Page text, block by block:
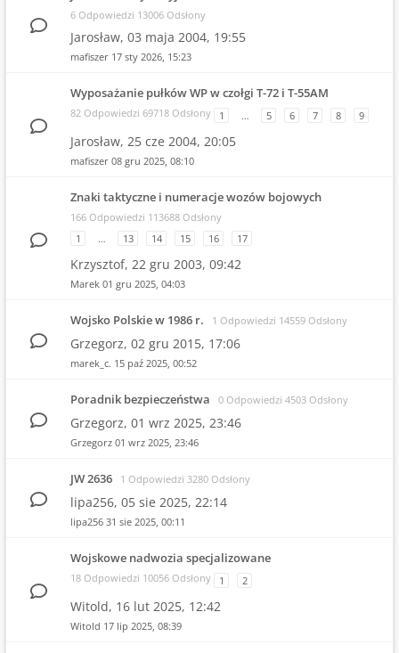
6 Odpowiedzi 13006 Odsłony
Jarosław, 03 maja 2004, 19:55
mafiszer 17 sty 2026, 15:23
Wyposażanie pułków WP w czołgi T-72 i T-55AM
82 Odpowiedzi 69718 Odsłony 1 … 5 6 7 8 9
Jarosław, 25 cze 2004, 20:05
mafiszer 08 gru 2025, 08:10
Znaki taktyczne i numeracje wozów bojowych
166 Odpowiedzi 113688 Odsłony
1
… 13 14 15 16 17
Krzysztof, 22 gru 2003, 09:42
Marek 01 gru 2025, 04:03
Wojsko Polskie w 1986 r. 1 Odpowiedzi 14559 Odsłony
Grzegorz, 02 gru 2015, 17:06
marek_c. 15 paź 2025, 00:52
Poradnik bezpieczeństwa 0 Odpowiedzi 4503 Odsłony
Grzegorz, 01 wrz 2025, 23:46
Grzegorz 01 wrz 2025, 23:46
JW 2636 1 Odpowiedzi 3280 Odsłony
lipa256, 05 sie 2025, 22:14
lipa256 31 sie 2025, 00:11
Wojskowe nadwozia specjalizowane
18 Odpowiedzi 10056 Odsłony 1 2
Witold, 16 lut 2025, 12:42
Witold 17 lip 2025, 08:39